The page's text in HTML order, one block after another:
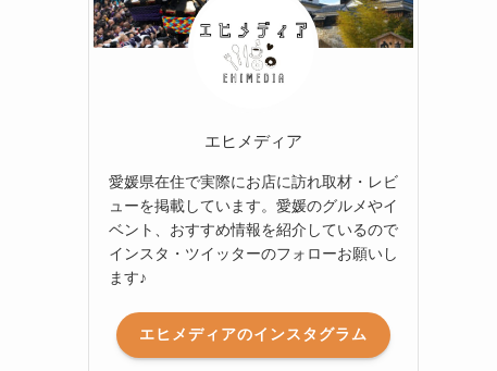
エヒメディア
愛媛県在住で実際にお店に訪れ取材・レビ
ューを掲載しています。愛媛のグルメやイ
ベント、おすすめ情報を紹介しているので
インスタ・ツイッターのフォローお願いし
ます♪
エヒメディアのインスタグラム